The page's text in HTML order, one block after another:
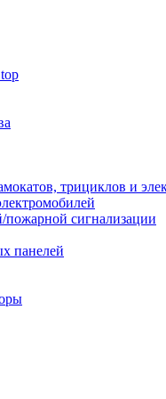
трициклов и
пожарной сигнализации
панелей